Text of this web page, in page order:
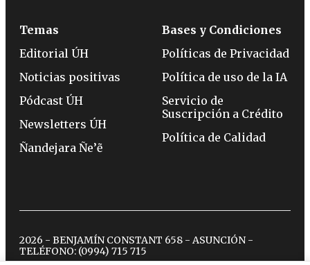
Temas
Editorial ÚH
Noticias positivas
Pódcast ÚH
Newsletters ÚH
Ñandejara Ñe’ẽ
Bases y Condiciones
Políticas de Privacidad
Política de uso de la IA
Servicio de
Suscripción a Crédito
Política de Calidad
2026 - BENJAMÍN CONSTANT 658 - ASUNCIÓN -
TELÉFONO: (0994) 715 715